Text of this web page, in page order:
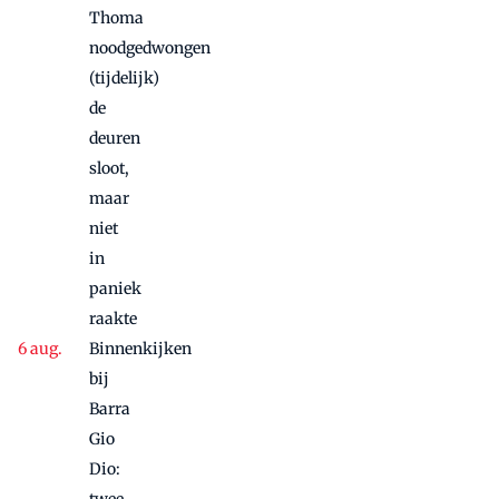
Thoma
noodgedwongen
(tijdelijk)
de
deuren
sloot,
maar
niet
in
paniek
raakte
Binnenkijken
bij
Barra
Gio
Dio: